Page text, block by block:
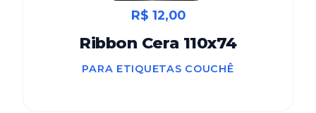
R$ 12,00
Ribbon Cera 110x74
PARA ETIQUETAS COUCHÊ